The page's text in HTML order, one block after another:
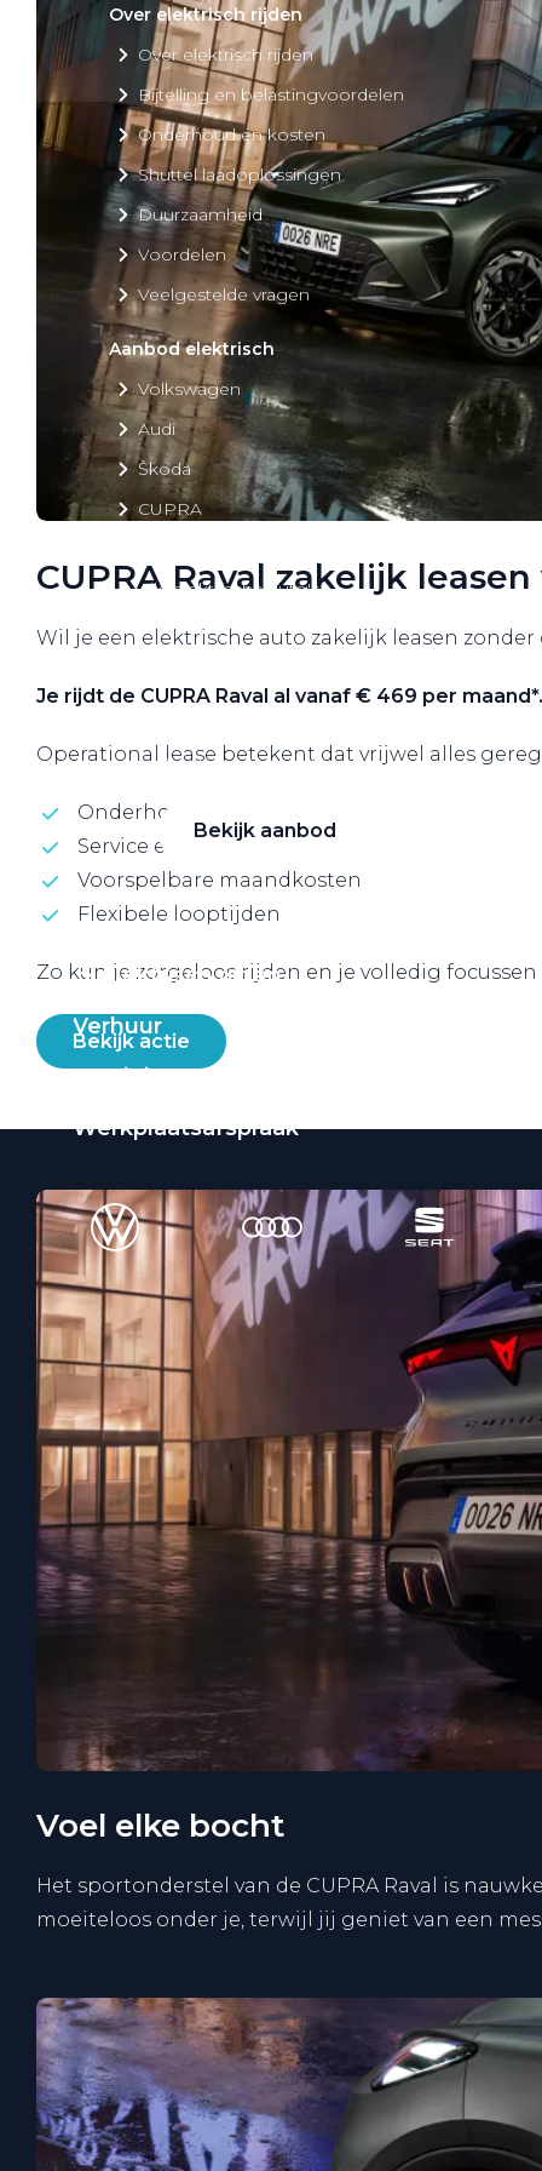
Over elektrisch rijden
Over elektrisch rijden
Bijtelling en belastingvoordelen
Onderhoud en kosten
Shuttel laadoplossingen
Duurzaamheid
Voordelen
Veelgestelde vragen
Aanbod elektrisch
Volkswagen
Audi
Škoda
CUPRA
Alle elektrische auto's
Bekijk ons aanbod
Bekijk aanbod
Elektrisch rijden
Verhuur
Vestigingen
Werkplaatsafspraak
CUPRA Raval zakelijk
Wil je een elektrische auto zakelijk leasen
Je rijdt de CUPRA Raval al vanaf € 469 per maand*.
Operational lease betekent dat vrijwel alles
Onderhoud en reparaties
Service en ondersteuning
Voorspelbare maandkosten
Flexibele looptijden
Zo kun je zorgeloos rijden en je volledig
Bekijk actie
Voel elke bocht
Het sportonderstel van de CUPRA Raval is
moeiteloos onder je, terwijl jij geniet van een